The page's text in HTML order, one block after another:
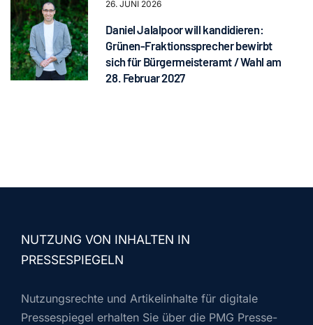
26. JUNI 2026
Daniel Jalalpoor will kandidieren:
Grünen-Fraktionssprecher bewirbt
sich für Bürgermeisteramt / Wahl am
28. Februar 2027
NUTZUNG VON INHALTEN IN
PRESSESPIEGELN
Nutzungsrechte und Artikelinhalte für digitale
Pressespiegel erhalten Sie über die PMG Presse-